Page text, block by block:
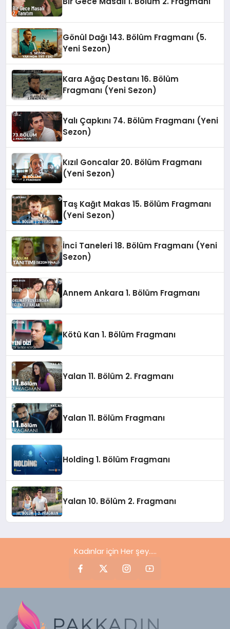
Gönül Dağı 143. Bölüm Fragmanı (5.
Yeni Sezon)
Kara Ağaç Destanı 16. Bölüm
Fragmanı (Yeni Sezon)
Yalı Çapkını 74. Bölüm Fragmanı (Yeni
Sezon)
Kızıl Goncalar 20. Bölüm Fragmanı
(Yeni Sezon)
Taş Kağıt Makas 15. Bölüm Fragmanı
(Yeni Sezon)
İnci Taneleri 18. Bölüm Fragmanı (Yeni
Sezon)
Annem Ankara 1. Bölüm Fragmanı
Kötü Kan 1. Bölüm Fragmanı
Yalan 11. Bölüm 2. Fragmanı
Yalan 11. Bölüm Fragmanı
Holding 1. Bölüm Fragmanı
Yalan 10. Bölüm 2. Fragmanı
Kadınlar için Her şey.....